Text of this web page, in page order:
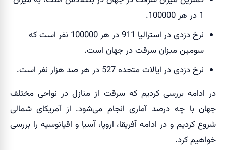
1 در هر 100000.
نرخ دزدی در استرالیا 911 در هر 100000 نفر است که
سومین میزان سرقت در جهان است.
نرخ دزدی در ایالات متحده 527 در هر صد هزار نفر است.
در ادامه بررسی کردیم که سرقت از منازل در نواحی مختلف
جهان با چه درصد آماری انجام می‌شود. از آمریکای شمالی
شروع کردیم و در ادامه آفریقا، اروپا، آسیا و اقیانوسیه را بررسی
خواهیم کرد.